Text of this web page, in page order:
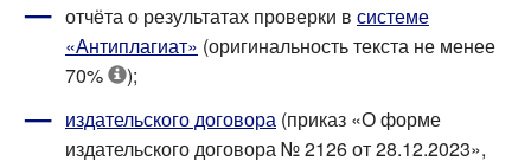
отчёта о результатах проверки в системе
«Антиплагиат» (оригинальность текста не менее
70%
);
издательского договора (приказ «О форме
издательского договора № 2126 от 28.12.2023»,